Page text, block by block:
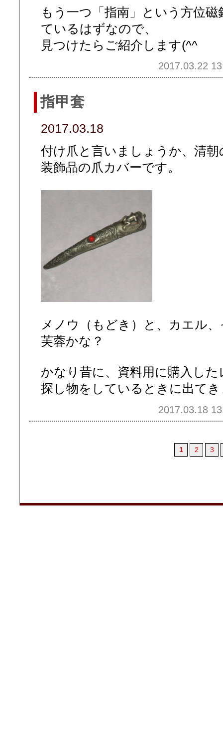
もう一つ「指南」という方位
ているはずなので、
見つけたらご紹介します(^^ゞ
2017.03.22
指甲套
2017.03.18
付け爪と言いましょうか、清
装飾品の爪カバーです。
メノウ（もどき）と、カエル
芙蓉かな？
かなり昔に、資料用に購入し
探し物をしているときに出て
2017.03.18
1 2 3